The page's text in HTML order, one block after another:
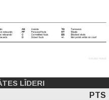
LĪDERI
PTS